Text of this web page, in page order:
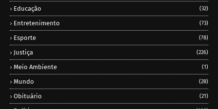
Educação (32)
Entretenimento (73)
Esporte (78)
Justiça (226)
Meio Ambiente (1)
Mundo (28)
Obituário (21)